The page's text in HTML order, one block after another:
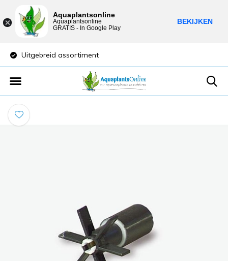
Uitgebreid assortiment
Aquaplantsonline
Aquaplantsonline
GRATIS - In Google Play
BEKIJKEN